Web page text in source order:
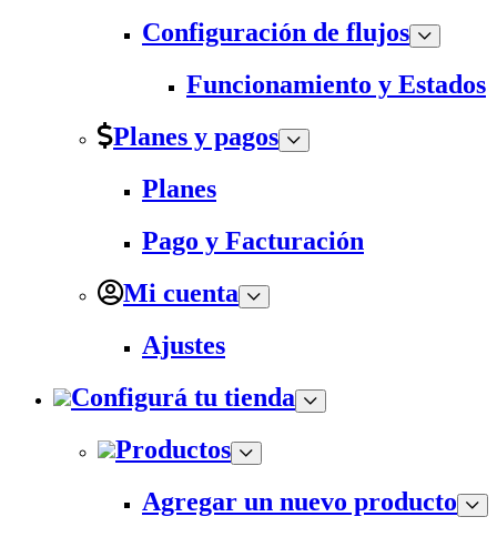
Configuración de flujos
Funcionamiento y Estados
Planes y pagos
Planes
Pago y Facturación
Mi cuenta
Ajustes
Configurá tu tienda
Productos
Agregar un nuevo producto